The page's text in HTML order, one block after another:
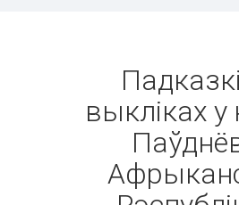
выкліках у